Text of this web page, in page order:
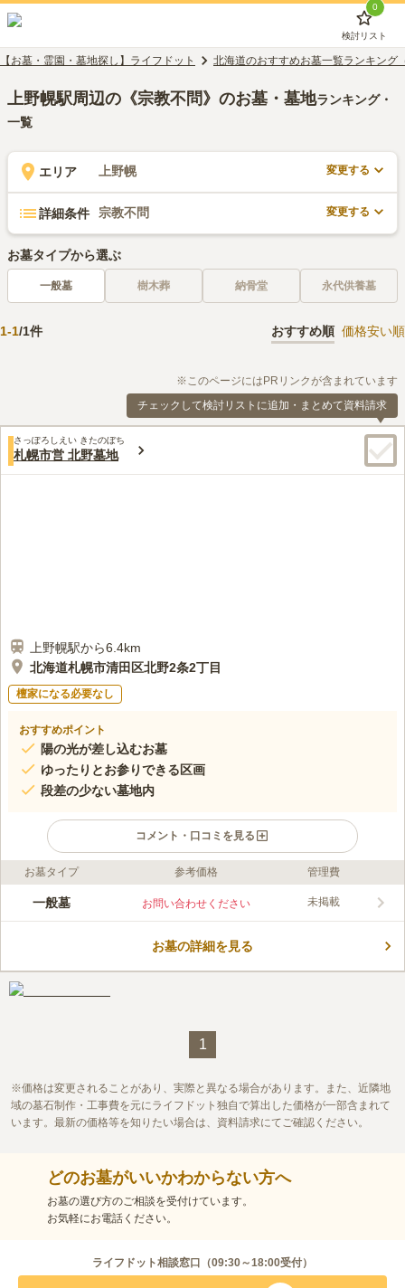
0
検討リスト
【お墓・霊園・墓地探し】ライフドット 北海道のおすすめお墓一覧ランキング
上野幌駅周辺の《宗教不問》のお墓・墓地ランキング・
一覧
エリア 上野幌 変更する
詳細条件 宗教不問 変更する
お墓タイプから選ぶ
一般墓 樹木葬 納骨堂 永代供養墓
1-1/1件 おすすめ順 価格安い順
※このページにはPRリンクが含まれています
チェックして検討リストに追加・まとめて資料請求
さっぽろしえい きたのぼち
札幌市営 北野墓地
上野幌駅から6.4km
北海道札幌市清田区北野2条2丁目
檀家になる必要なし
おすすめポイント
陽の光が差し込むお墓
ゆったりとお参りできる区画
段差の少ない墓地内
コメント・口コミを見る
ライフドット編集部のコメント
広々とした敷地で、周りに建物もなく風通しもよく、日当たりが
すいように段差を少なくし、トイレなどの設備も充実していま
口コミ評価
お墓タイプ 参考価格 管理費
一般墓 お問い合わせください 未掲載
お墓の詳細を見る
1
価格は変更されることがあり、実際と異なる場合があります。また、近隣地
域の墓石制作・工事費を元にライフドット独自で算出した価格が一部含まれて
います。最新の価格等を知りたい場合は、資料請求にてご確認ください。
どのお墓がいいかわからない方へ
お墓の選び方のご相談を受付けています。
お気軽にお電話ください。
ライフドット相談窓口（09:30～18:00受付）